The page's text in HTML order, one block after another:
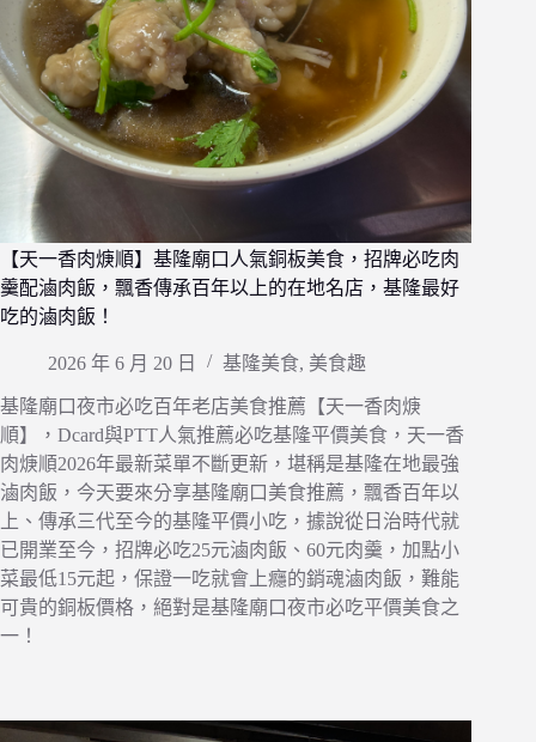
【天一香肉焿順】基隆廟口人氣銅板美食，招牌必吃肉
羹配滷肉飯，飄香傳承百年以上的在地名店，基隆最好
吃的滷肉飯！
2026 年 6 月 20 日 基隆美食, 美食趣
基隆廟口夜市必吃百年老店美食推薦【天一香肉焿
順】，Dcard與PTT人氣推薦必吃基隆平價美食，天一香
肉焿順2026年最新菜單不斷更新，堪稱是基隆在地最強
滷肉飯，今天要來分享基隆廟口美食推薦，飄香百年以
上、傳承三代至今的基隆平價小吃，據說從日治時代就
已開業至今，招牌必吃25元滷肉飯、60元肉羹，加點小
菜最低15元起，保證一吃就會上癮的銷魂滷肉飯，難能
可貴的銅板價格，絕對是基隆廟口夜市必吃平價美食之
一！